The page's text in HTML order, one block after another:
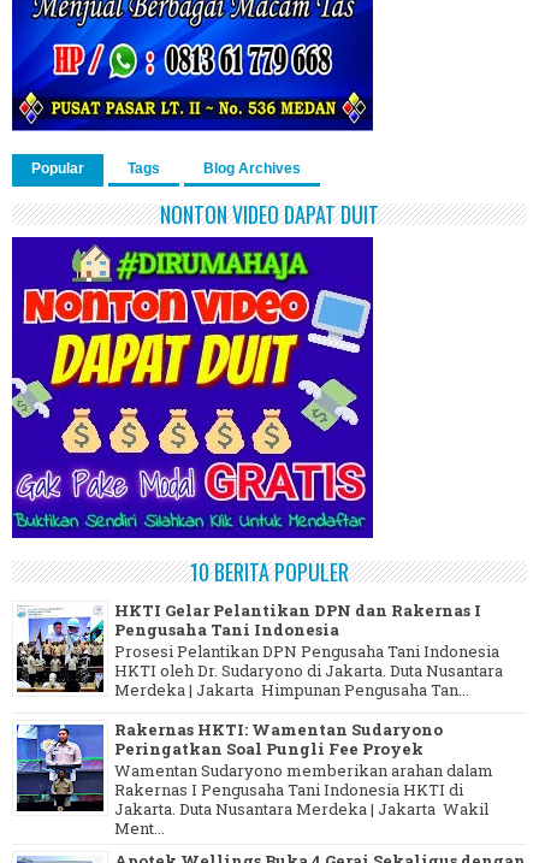
Popular Tags Blog Archives
NONTON VIDEO DAPAT DUIT
10 BERITA POPULER
HKTI Gelar Pelantikan DPN dan Rakernas I
Pengusaha Tani Indonesia
Prosesi Pelantikan DPN Pengusaha Tani Indonesia
HKTI oleh Dr. Sudaryono di Jakarta. Duta Nusantara
Merdeka | Jakarta Himpunan Pengusaha Tan...
Rakernas HKTI: Wamentan Sudaryono
Peringatkan Soal Pungli Fee Proyek
Wamentan Sudaryono memberikan arahan dalam
Rakernas I Pengusaha Tani Indonesia HKTI di
Jakarta. Duta Nusantara Merdeka | Jakarta Wakil
Ment...